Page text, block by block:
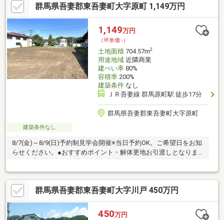
群馬県吾妻郡東吾妻町大字原町 1,149万円
1,149万円
（坪単価:-）
土地面積704.57m2
用途地域近隣商業
建ぺい率80%
容積率200%
建築条件なし
ＪＲ吾妻線 群馬原町駅 徒歩17分
群馬県吾妻郡東吾妻町大字原町
建築条件なし
8/7(金)～8/9(日)予約制見学会開催※当日予約OK。ご希望日をお知
らせください。●おすすめポイント・解体更地お引渡しとなりま
し。●周辺施設原町小学校まで約650ｍ（徒歩9分）、東吾妻中学
校まで約900m（徒歩12分）ですので通学に便利な立地です。また
周辺にコンビニやスーパーも揃っておりますので、お子様と便利
な暮らしをしたい方は、ぜひ現地をご確認下さい。お好きなメー
カーで建築できますので、お気軽にお問い合わせください。
群馬県吾妻郡東吾妻町大字川戸 450万円
450万円